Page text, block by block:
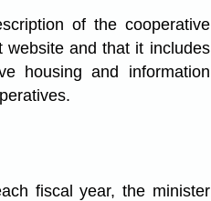
of the cooperative
website and that it includes
housing and information
fiscal year, the minister